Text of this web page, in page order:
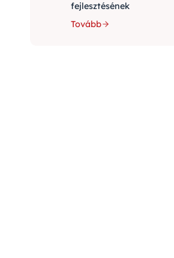
fejlesztésének
Tovább